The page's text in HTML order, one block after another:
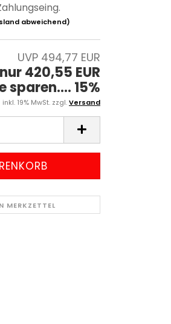
abweichend)
UVP 494,77 EUR
420,55 EUR
sparen.... 15%
inkl. 19% MwSt. zzgl.Versand
MERKZETTEL